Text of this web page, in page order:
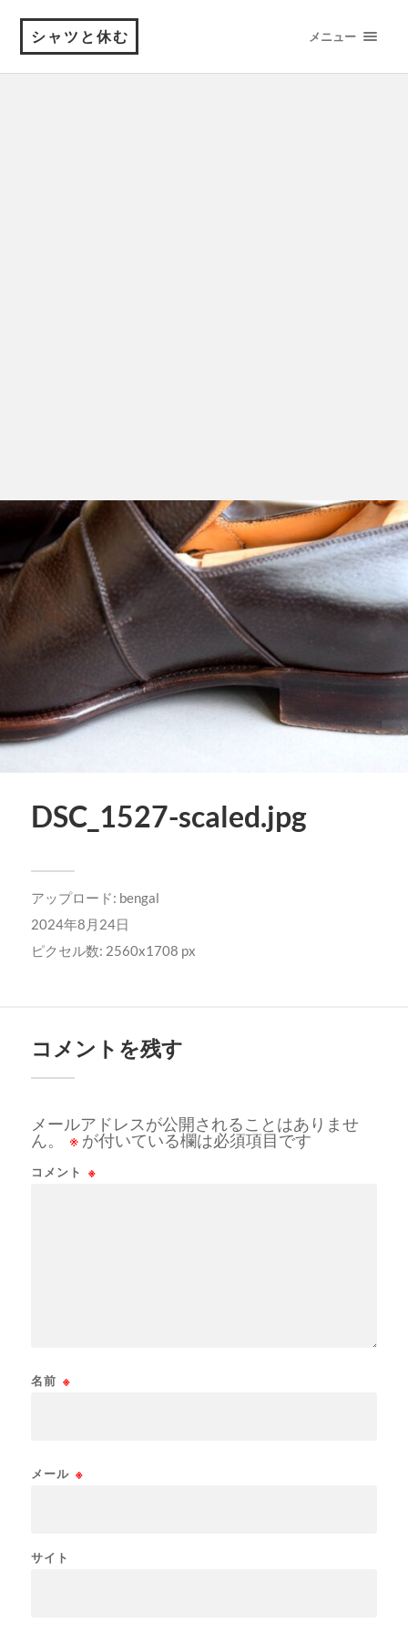
シャツと休む メニュー
DSC_1527-scaled.jpg
アップロード: bengal
2024年8月24日
ピクセル数: 2560x1708 px
コメントを残す
メールアドレスが公開されることはありませ
ん。
※ が付いている欄は必須項目です
コメント ※
名前 ※
メール ※
サイト